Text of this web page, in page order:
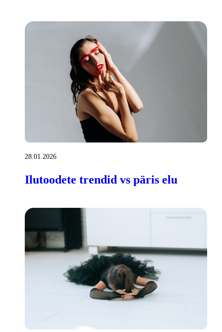
28.01.2026
Ilutoodete trendid vs päris elu